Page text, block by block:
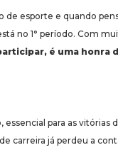
de esporte e quando
no 1° período. Com
é uma honra
para as vitórias
carreira já perdeu a